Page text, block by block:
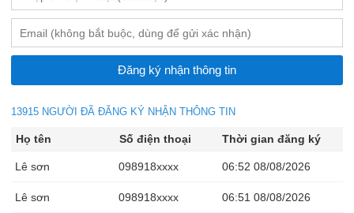
13915 NGƯỜI ĐÃ ĐĂNG KÝ NHẬN THÔNG TIN
Họ tên Số điện thoại Thời gian đăng ký
Lê sơn 098918xxxx 06:52 08/08/2026
Lê sơn 098918xxxx 06:51 08/08/2026